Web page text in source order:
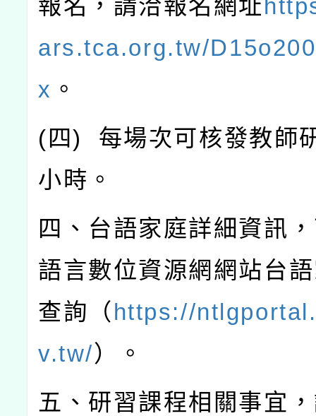
報名，請洽報名網址
ars.tca.org.tw/
x 。
( 四) 每場次可核發教師
小時。
四、台語家庭詳細資訊
語言數位資源網網站台
查詢（ https://
v.tw/）。
五、研習課程相關事宜